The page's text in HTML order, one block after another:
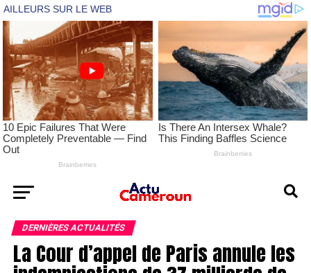
DERNIÈRES ACTUALITÉS
La Cour d’appel de Paris annule les